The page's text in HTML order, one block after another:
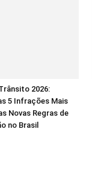
2026:
5 Infrações Mais
Novas Regras de
no Brasil